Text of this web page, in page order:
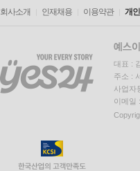
회사소개 인재채용 이용약관 개
대표 :
주소 :
사업자
이메일